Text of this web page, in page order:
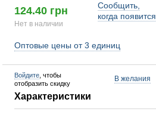
124.40 грн
Нет в наличии
Сообщить,
когда появится
Оптовые цены от 3 единиц
Войдите , чтобы
отобразить скидку
В желания
Характеристики